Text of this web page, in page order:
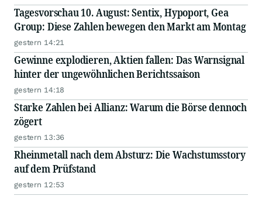
Tagesvorschau 10. August: Sentix, Hypoport, Gea
Group: Diese Zahlen bewegen den Markt am Montag
gestern 14:21
Gewinne explodieren, Aktien fallen: Das Warnsignal
hinter der ungewöhnlichen Berichtssaison
gestern 14:18
Starke Zahlen bei Allianz: Warum die Börse dennoch
zögert
gestern 13:36
Rheinmetall nach dem Absturz: Die Wachstumsstory
auf dem Prüfstand
gestern 12:53